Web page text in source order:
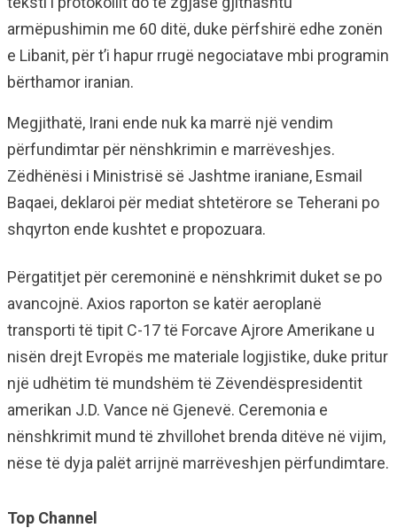
armëpushimin me 60 ditë, duke përfshirë edhe zonën
e Libanit, për t’i hapur rrugë negociatave mbi programin
bërthamor iranian.
Megjithatë, Irani ende nuk ka marrë një vendim
përfundimtar për nënshkrimin e marrëveshjes.
Zëdhënësi i Ministrisë së Jashtme iraniane, Esmail
Baqaei, deklaroi për mediat shtetërore se Teherani po
shqyrton ende kushtet e propozuara.
Përgatitjet për ceremoninë e nënshkrimit duket se po
avancojnë. Axios raporton se katër aeroplanë
transporti të tipit C-17 të Forcave Ajrore Amerikane u
nisën drejt Evropës me materiale logjistike, duke pritur
një udhëtim të mundshëm të Zëvendëspresidentit
amerikan J.D. Vance në Gjenevë. Ceremonia e
nënshkrimit mund të zhvillohet brenda ditëve në vijim,
nëse të dyja palët arrijnë marrëveshjen përfundimtare.
Top Channel